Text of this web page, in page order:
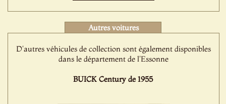
Autres voitures
D'autres véhicules de collection sont également disponibles
dans le département de l'Essonne
BUICK Century de 1955